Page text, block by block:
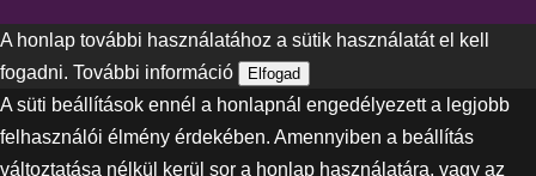
A honlap további használatához a sütik használatát el kell
fogadni. További információ Elfogad
A süti beállítások ennél a honlapnál engedélyezett a legjobb
felhasználói élmény érdekében. Amennyiben a beállítás
változtatása nélkül kerül sor a honlap használatára, vagy az